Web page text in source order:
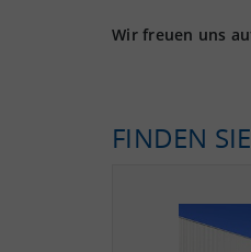
Wir freuen uns
FINDEN